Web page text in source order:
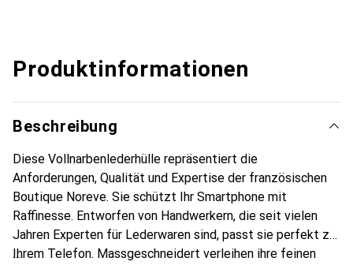
Produktinformationen
Beschreibung
Diese Vollnarbenlederhülle repräsentiert die
Anforderungen, Qualität und Expertise der französischen
Boutique Noreve. Sie schützt Ihr Smartphone mit
Raffinesse. Entworfen von Handwerkern, die seit vielen
Jahren Experten für Lederwaren sind, passt sie perfekt zu
Ihrem Telefon. Massgeschneidert verleihen ihre feinen